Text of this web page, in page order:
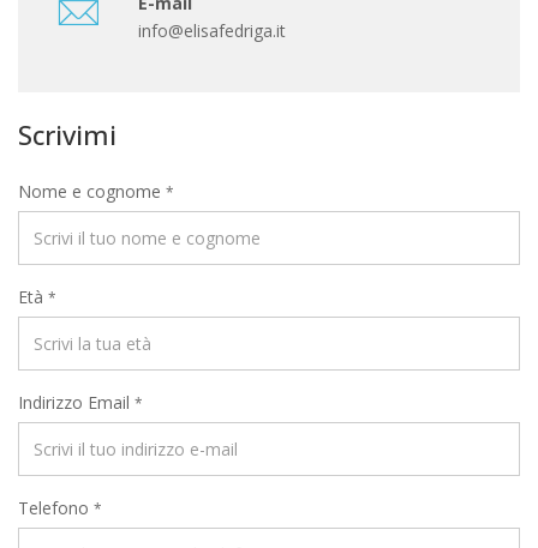
info@elisafedriga.it
Scrivimi
Nome e cognome *
Età *
Indirizzo Email *
Telefono *